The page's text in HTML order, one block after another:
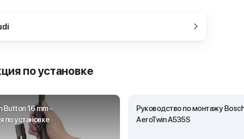
по установке
Button 16 mm -
по установке
Руководство по монтажу
AeroTwin A535S